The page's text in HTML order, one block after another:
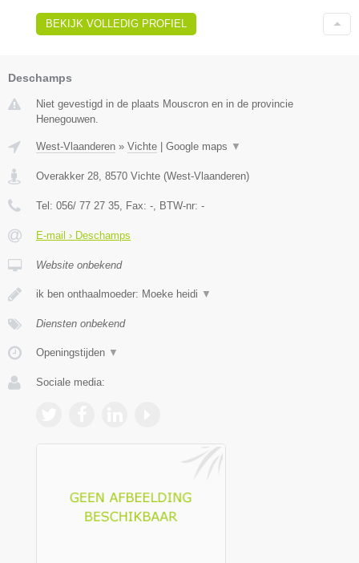
BEKIJK VOLLEDIG PROFIEL
Deschamps
Niet gevestigd in de plaats Mouscron en in de provincie
Henegouwen.
West-Vlaanderen » Vichte | Google maps ▼
Overakker 28 8570 Vichte (West-Vlaanderen)
Tel: 056/ 77 27 35 , Fax: - , BTW-nr: -
E-mail › Deschamps
Website onbekend
ik ben onthaalmoeder: Moeke heidi ▼
Diensten onbekend
Openingstijden ▼
Sociale media: